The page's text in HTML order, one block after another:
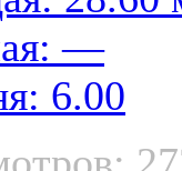
—
6.00